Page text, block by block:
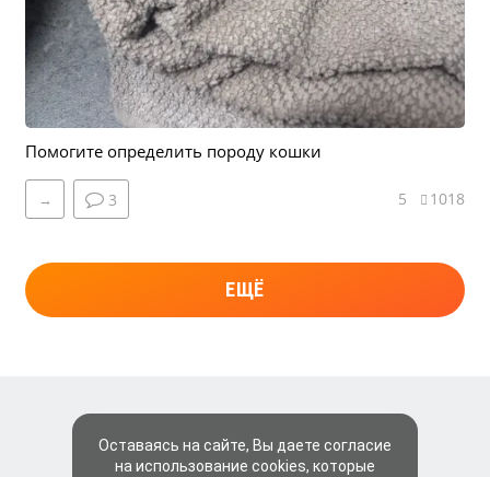
Помогите определить породу кошки
→ 3 5 1018
ЕЩЁ
Оставаясь на сайте, Вы даете согласие
на использование cookies, которые